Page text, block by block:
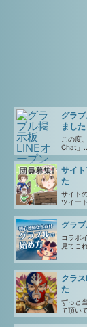
グラ
ました
この度
Chat」...
サイ
た
サイト
ツイート
グラ
コラボ
見てこ
クラ
た
ずっと
て頂い